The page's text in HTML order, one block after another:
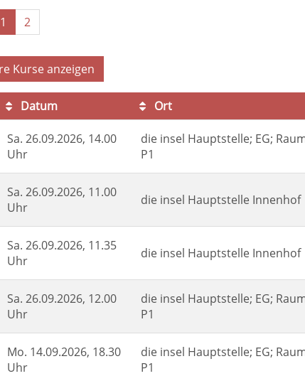
1 2
Kurse anzeigen
Datum Ort
Sa. 26.09.2026, 14.00
Uhr
die insel Hauptstelle; EG;
P1
Sa. 26.09.2026, 11.00
Uhr
die insel Hauptstelle Innenhof
Sa. 26.09.2026, 11.35
Uhr
die insel Hauptstelle Innenhof
Sa. 26.09.2026, 12.00
Uhr
die insel Hauptstelle; EG;
P1
Mo. 14.09.2026, 18.30
Uhr
die insel Hauptstelle; EG;
P1